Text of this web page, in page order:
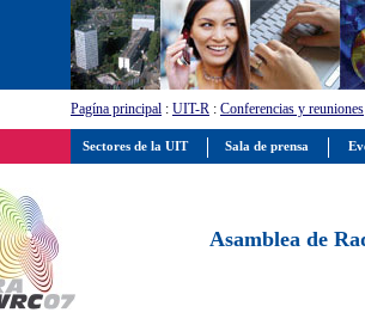
Pagína principal : UIT-R : Conferencias y reuniones
Asamblea de
Sectores de la UIT Sala de prensa